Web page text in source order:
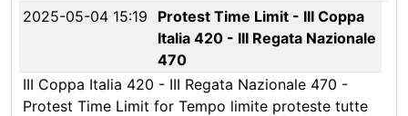
2025-05-04 15:19
Protest Time Limit - III Coppa
Italia 420 - III Regata Nazionale
470
III Coppa Italia 420 - III Regata Nazionale 470 -
Protest Time Limit for Tempo limite proteste tutte